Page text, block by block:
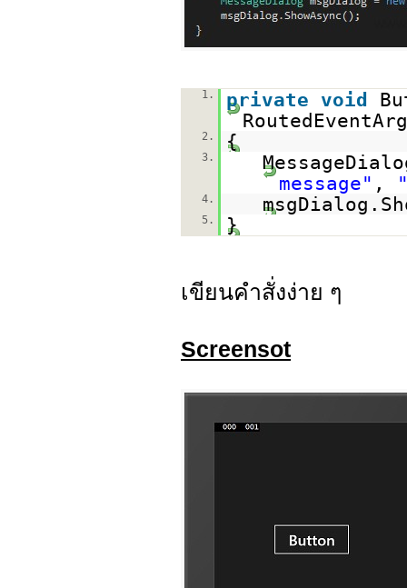
1. private void
2. {
3.
message" ,
4.
5. }
เขียนคำสั่งง่าย ๆ
Screensot